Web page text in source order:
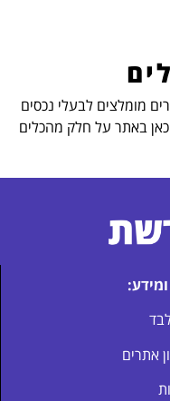
מומלצים לבעלי נכסים
כאן באתר על חלק מהכלים
אתרים